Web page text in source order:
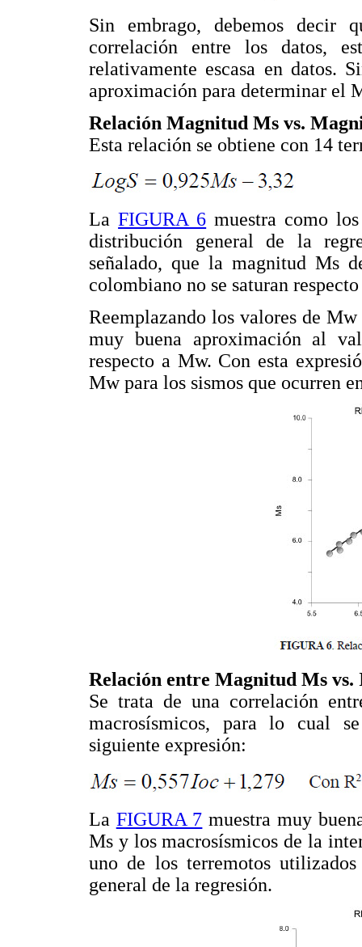
Sin embrago, debemos decir
correlación entre los datos,
relativamente escasa en datos.
aproximación para determinar el
Relación Magnitud Ms vs.
Esta relación se obtiene con 14
LaFIGURA 6 muestra como
distribución general de la
señalado, que la magnitud Ms
colombiano no se saturan
Reemplazando los valores de
muy buena aproximación al
respecto a Mw. Con esta
Mw para los sismos que ocurren
Relación entre Magnitud Ms
Se trata de una correlación
macrosísmicos, para lo cual
siguiente expresión:
La FIGURA 7 muestra muy
Ms y los macrosísmicos de la
uno de los terremotos
general de la regresión.